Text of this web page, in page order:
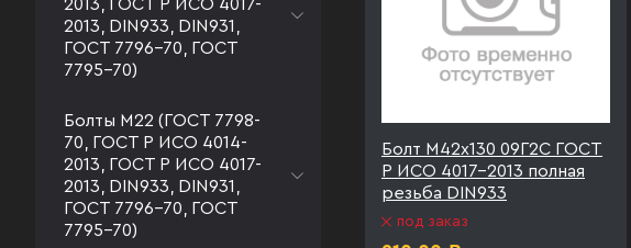
2013, ГОСТ Р ИСО 4017-
2013, DIN933, DIN931,
ГОСТ 7796-70, ГОСТ
7795-70)
Болты М22 (ГОСТ 7798-
70, ГОСТ Р ИСО 4014-
2013, ГОСТ Р ИСО 4017-
2013, DIN933, DIN931,
ГОСТ 7796-70, ГОСТ
7795-70)
Болт М42х140 09Г2С ГОСТ
Р ИСО 4017-2013 полная
резьба
под заказ
Болт М42х130 09Г2С ГОСТ
Р ИСО 4017-2013 полная
резьба DIN933
под заказ